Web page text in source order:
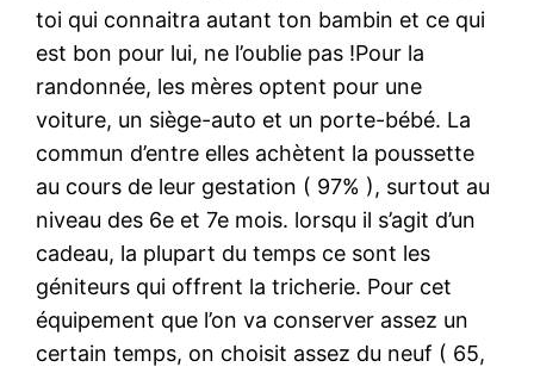
toi qui connaitra autant ton bambin et ce qui
est bon pour lui, ne l’oublie pas !Pour la
randonnée, les mères optent pour une
voiture, un siège-auto et un porte-bébé. La
commun d’entre elles achètent la poussette
au cours de leur gestation ( 97% ), surtout au
niveau des 6e et 7e mois. lorsqu il s’agit d’un
cadeau, la plupart du temps ce sont les
géniteurs qui offrent la tricherie. Pour cet
équipement que l’on va conserver assez un
certain temps, on choisit assez du neuf ( 65,